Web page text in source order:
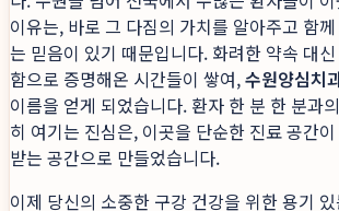
이유는, 바로 그 다짐의 가치를 알아주고 함
는 믿음이 있기 때문입니다. 화려한 약속 대
함으로 증명해온 시간들이 쌓여,수원양심치
이름을 얻게 되었습니다. 환자 한 분 한 분과
히 여기는 진심은, 이곳을 단순한 진료 공간
받는 공간으로 만들었습니다.
이제 당신의 소중한 구강 건강을 위한 용기